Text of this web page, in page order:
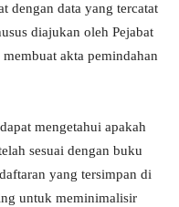
dengan data yang tercatat
diajukan oleh Pejabat
akta pemindahan
mengetahui apakah
sesuai dengan buku
yang tersimpan di
untuk meminimalisir